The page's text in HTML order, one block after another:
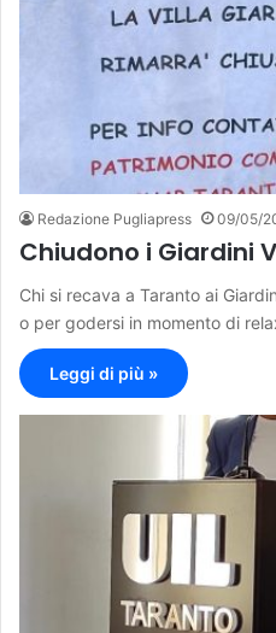
Redazione Pugliapress 09/05/
Chiudono i Giardini
Chi si recava a Taranto ai
o per godersi in momento di
Leggi di più »